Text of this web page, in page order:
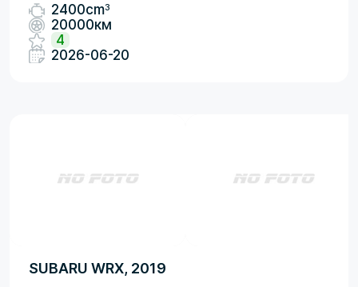
2400cm3
20000км
4
2026-06-20
SUBARU WRX, 2019